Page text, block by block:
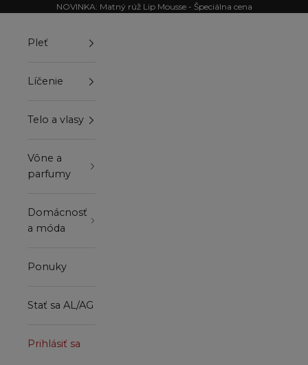
Preskočiť na obsahNOVINKA: Matný rúž Lip Mousse - Špeciálna cena
Pleť
Líčenie
Telo a vlasy
Vône a
parfumy
Domácnosť
a móda
Ponuky
Stať sa AL/AG
Prihlásiť sa